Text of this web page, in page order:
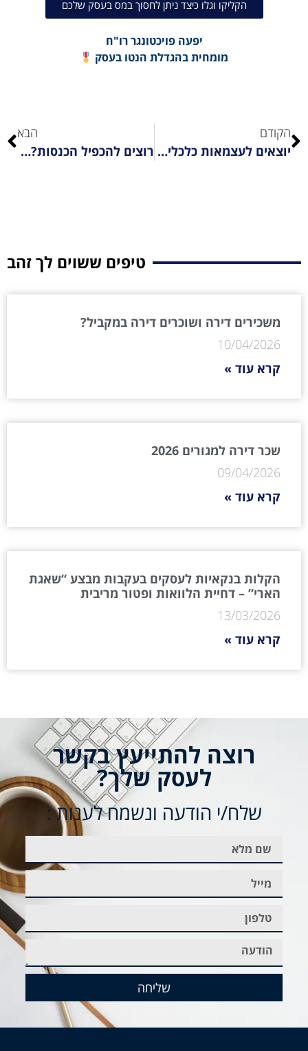
הקליקו וגלו כיצד ניתן לחסוך במס בעסק שלכם
יפעה פויכטונגר רו"ח
מומחית בהגדלת הנטו בעסק
הקודם
יוצאים לעצמאות כלכלית 2#
הבא
רוצים להכפיל הכנסות? הגיע הזמן לפרוץ את תקרת הזכוכית! הסודות להכפלת הכנסות חלק 1#
טיפים ששוים לך זהב
משכירים דירה ושוכרים דירה במקביל?
10/04/2026
קרא עוד »
שכר דירה למגורים 2026
09/04/2026
קרא עוד »
הקלות בנקאיות לעסקים בעקבות מבצע “שאגת
הארי” – דחיית הלוואות ופטור מריבית
13/03/2026
קרא עוד »
רוצה להתייעץ בקשר
לעסק שלך?
שלח/י הודעה ונשמח לענות :
שליחה